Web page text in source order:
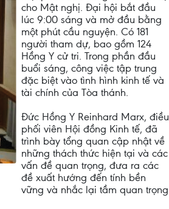
cho Mật nghị. Đại hội bắt đầu
lúc 9:00 sáng và mở đầu bằng
một phút cầu nguyện. Có 181
người tham dự, bao gồm 124
Hồng Y cử tri. Trong phần đầu
buổi sáng, công việc tập trung
đặc biệt vào tình hình kinh tế và
tài chính của Tòa thánh.
Đức Hồng Y Reinhard Marx, điều
phối viên Hội đồng Kinh tế, đã
trình bày tổng quan cập nhật về
những thách thức hiện tại và các
vấn đề quan trọng, đưa ra các
đề xuất hướng đến tính bền
vững và nhắc lại tầm quan trọng